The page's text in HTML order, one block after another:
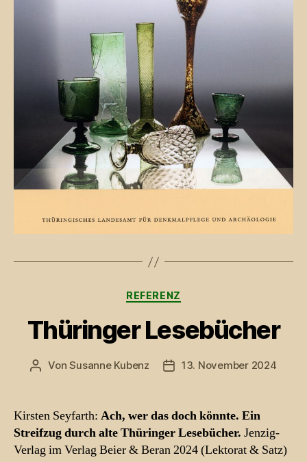
Kategorien
REFERENZ
Thüringer Lesebücher
Beitragsautor
VonSusanne Kubenz Beitragsdatum
13. November 2024
Kirsten Seyfarth: Ach, wer das doch könnte. Ein
Streifzug durch alte Thüringer Lesebücher. Jenzig-
Verlag im Verlag Beier & Beran 2024 (Lektorat & Satz)